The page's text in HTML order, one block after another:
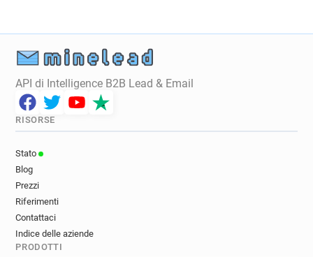
API di Intelligence B2B Lead & Email
RISORSE
Stato
Blog
Prezzi
Riferimenti
Contattaci
Indice delle aziende
PRODOTTI